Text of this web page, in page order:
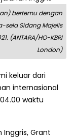
bertemu dengan
sela Sidang Majelis
(ANTARA/HO-KBRI
London)
keluar dari
internasional
04.00 waktu
Grant